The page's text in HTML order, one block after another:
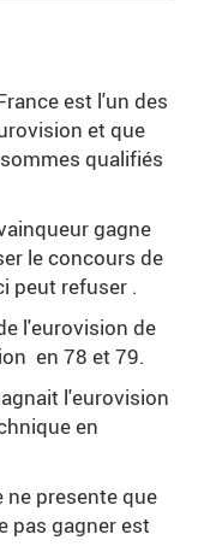
est l'un des
et que
qualifiés
gagne
le concours de
peut refuser .
l'eurovision de
en 78 et 79.
l'eurovision
en
ne presente que
pas gagner est